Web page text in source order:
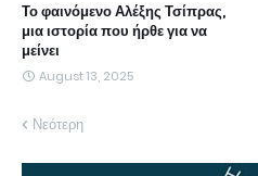
Το φαινόμενο Αλέξης Τσίπρας,
μια ιστορία που ήρθε για να
μείνει
August 13, 2025
Νεότερη